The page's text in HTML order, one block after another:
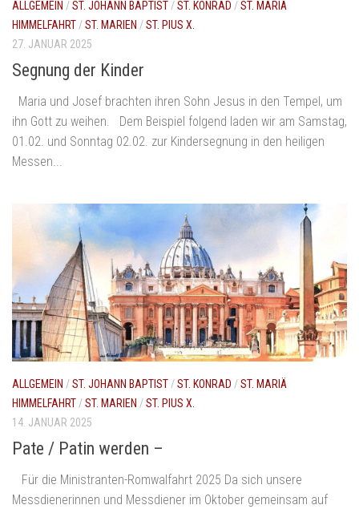
ALLGEMEIN /ST. JOHANN BAPTIST /ST. KONRAD /ST. MARIÄ
HIMMELFAHRT /ST. MARIEN /ST. PIUS X.
27. JANUAR 2025
Segnung der Kinder
Maria und Josef brachten ihren Sohn Jesus in den Tempel, um
ihn Gott zu weihen. Dem Beispiel folgend laden wir am Samstag,
01.02. und Sonntag 02.02. zur Kindersegnung in den heiligen
Messen...
ALLGEMEIN /ST. JOHANN BAPTIST /ST. KONRAD /ST. MARIÄ
HIMMELFAHRT /ST. MARIEN /ST. PIUS X.
14. JANUAR 2025
Pate / Patin werden –
Für die Ministranten-Romwalfahrt 2025 Da sich unsere
Messdienerinnen und Messdiener im Oktober gemeinsam auf